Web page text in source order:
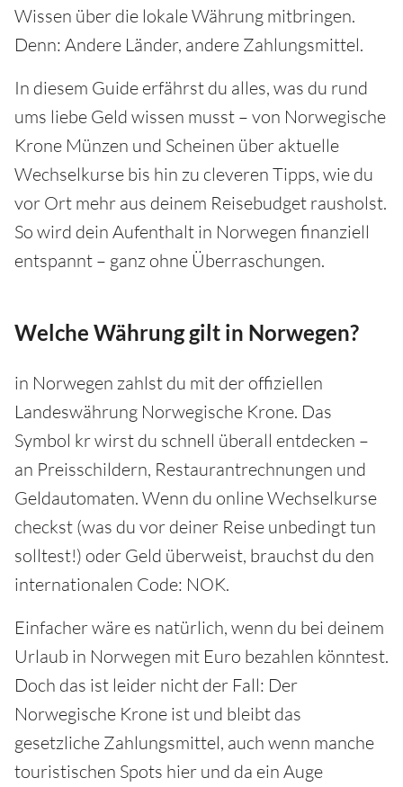
Wissen über die lokale Währung mitbringen.
Denn: Andere Länder, andere Zahlungsmittel.
In diesem Guide erfährst du alles, was du rund
ums liebe Geld wissen musst – von Norwegische
Krone Münzen und Scheinen über aktuelle
Wechselkurse bis hin zu cleveren Tipps, wie du
vor Ort mehr aus deinem Reisebudget rausholst.
So wird dein Aufenthalt in Norwegen finanziell
entspannt – ganz ohne Überraschungen.
Welche Währung gilt in Norwegen?
in Norwegen zahlst du mit der offiziellen
Landeswährung Norwegische Krone. Das
Symbol kr wirst du schnell überall entdecken –
an Preisschildern, Restaurantrechnungen und
Geldautomaten. Wenn du online Wechselkurse
checkst (was du vor deiner Reise unbedingt tun
solltest!) oder Geld überweist, brauchst du den
internationalen Code: NOK.
Einfacher wäre es natürlich, wenn du bei deinem
Urlaub in Norwegen mit Euro bezahlen könntest.
Doch das ist leider nicht der Fall: Der
Norwegische Krone ist und bleibt das
gesetzliche Zahlungsmittel, auch wenn manche
touristischen Spots hier und da ein Auge